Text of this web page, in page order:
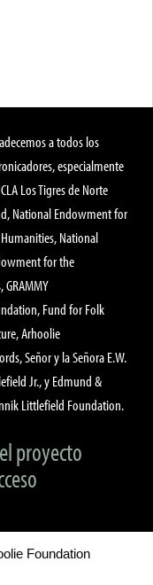
a todos los
especialmente
Los Tigres de Norte
National Endowment for
National
for the
GRAMMY
Fund for Folk
Arhoolie
Señor y la Señora E.W.
Jr., y Edmund &
Littlefield Foundation.
proyecto
Foundation